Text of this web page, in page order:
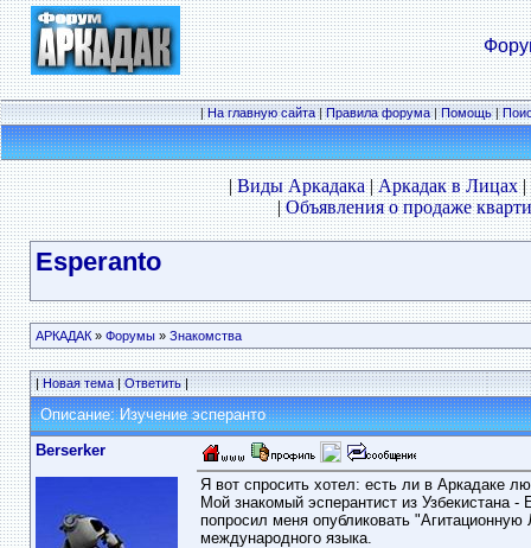
|На главную сайта|Правила форума|Помощь|
|Виды Аркадака|Аркадак в Лицах|
|Объявления о продаже
Esperanto
АРКАДАК» Форумы» Знакомства
|Новая тема|Ответить|
Описание: Изучение эсперанто
Berserker
Я вот спросить хотел: есть ли в Аркадаке
Мой знакомый эсперантист из Узбекистана
попросил меня опубликовать
международного языка.